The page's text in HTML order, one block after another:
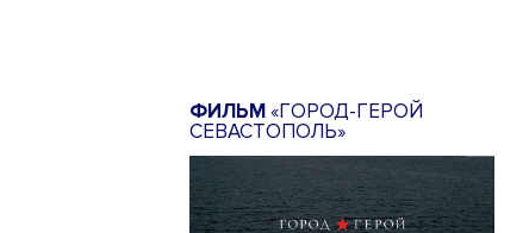
ФИЛЬМ«ГОРОД-ГЕРОЙ
СЕВАСТОПОЛЬ»